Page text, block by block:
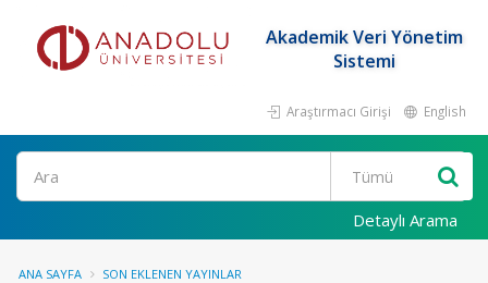
Akademik Veri Yönetim
Sistemi
Araştırmacı Girişi English
Ara
Detaylı Arama
ANA SAYFA SON EKLENEN YAYINLAR